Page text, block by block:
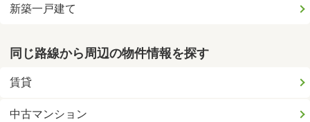
新築一戸建て
同じ路線から周辺の物件情報を探す
賃貸
中古マンション